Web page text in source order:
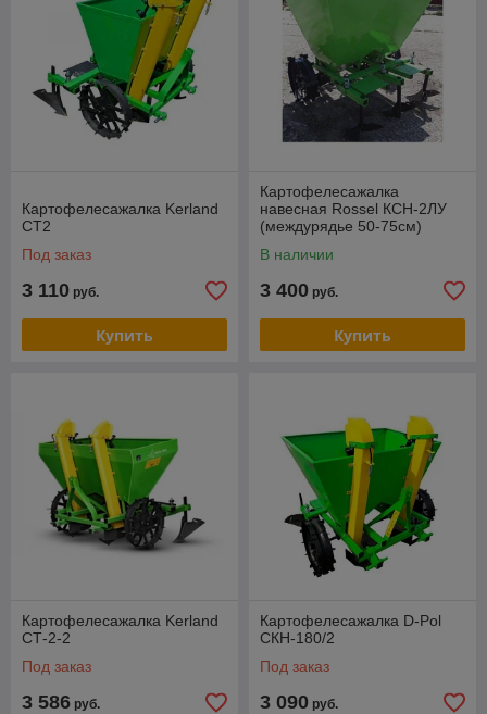
Картофелесажалка Kerland
СТ2
Под заказ
3 110 руб.
Купить
Картофелесажалка
навесная Rossel КСН-2ЛУ
(междурядье 50-75см)
В наличии
3 400 руб.
Купить
Картофелесажалка Kerland
СТ-2-2
Под заказ
3 586 руб.
Картофелесажалка D-Pol
СКН-180/2
Под заказ
3 090 руб.